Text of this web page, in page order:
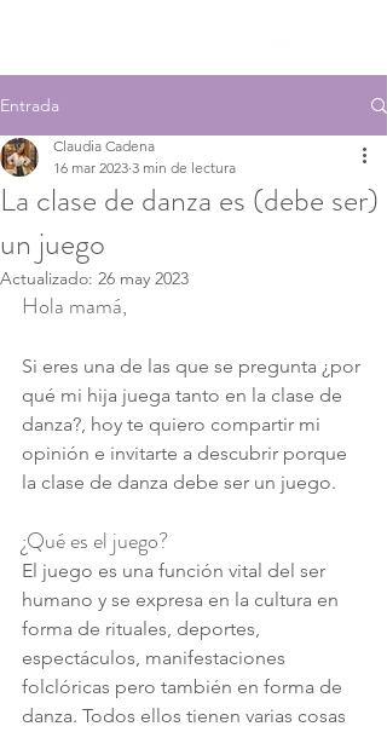
Entrada
La clase de danza es (debe ser)
un juego
Claudia Cadena
16 mar 2023 3 min de lectura
Actualizado: 26 may 2023
Hola mamá,
Si eres una de las que se pregunta ¿por
qué mi hija juega tanto en la clase de
danza?, hoy te quiero compartir mi
opinión e invitarte a descubrir porque
la clase de danza debe ser un juego.
¿Qué es el juego?
El juego es una función vital del ser
humano y se expresa en la cultura en
forma de rituales, deportes,
espectáculos, manifestaciones
folclóricas pero también en forma de
danza. Todos ellos tienen varias cosas